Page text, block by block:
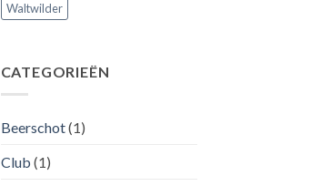
Waltwilder
CATEGORIEËN
Beerschot(1)
Club (1)